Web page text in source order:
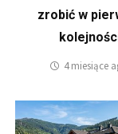
zrobić w
4 miesiące